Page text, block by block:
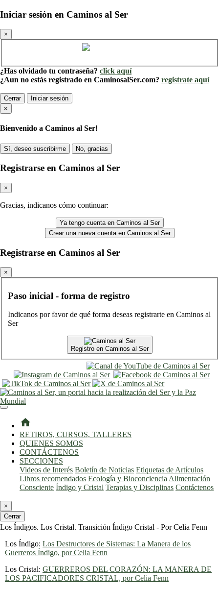
Iniciar sesión en Caminos al Ser
×
¿Has olvidado tu contraseña? click aquí
¿Aun no estás registrado en CaminosalSer.com? registrate aquí
Cerrar
Iniciar sesión
×
Bienvenido a Caminos al Ser!
Sí, deseo suscribirme No, gracias
Registrarse en Caminos al Ser
×
Gracias, indicanos cómo continuar:
Ya tengo cuenta en Caminos al Ser
Crear una nueva cuenta en Caminos al Ser
Registrarse en Caminos al Ser
×
Paso inicial - forma de registro
Indicanos por favor de qué forma deseas registrarte en Caminos al
Ser
Registro en Caminos al Ser
home
RETIROS, CURSOS, TALLERES
QUIENES SOMOS
CONTÁCTENOS
SECCIONES
Videos de Interés Boletín de Noticias Etiquetas de Artículos
Libros recomendados Ecología y Bioconciencia Alimentación
Consciente Índigo y Cristal Terapias y Disciplinas Contáctenos
×
Cerrar
Los Índigos. Los Cristal. Transición Índigo Cristal - Por Celia Fenn
Los Índigo: Los Destructores de Sistemas: La Manera de los
Guerreros Índigo, por Celia Fenn
Los Cristal: GUERREROS DEL CORAZÓN: LA MANERA DE
LOS PACIFICADORES CRISTAL, por Celia Fenn